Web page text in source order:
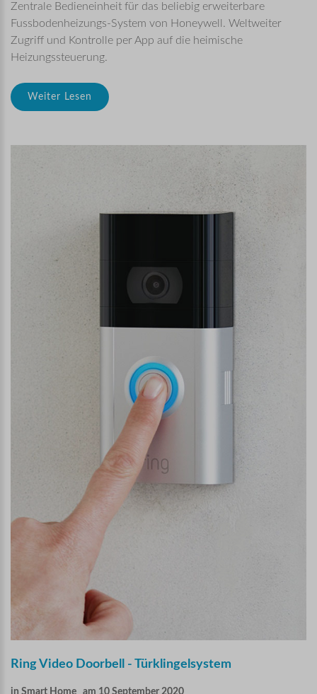
Zentrale Bedieneinheit für das beliebig erweiterbare
Fussbodenheizungs-System von Honeywell. Weltweiter
Zugriff und Kontrolle per App auf die heimische
Heizungssteuerung.
Weiter Lesen
RingVideo Doorbell - Türklingelsystem